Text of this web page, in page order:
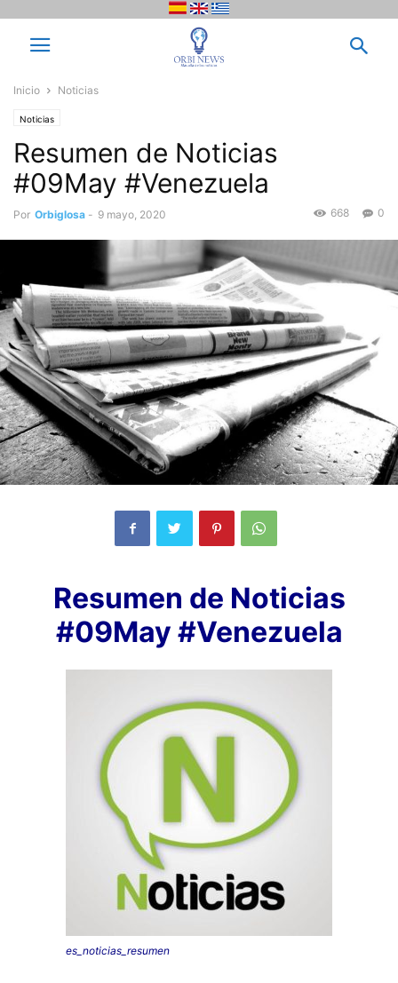
Inicio Noticias
Noticias
Resumen de Noticias
#09May #Venezuela
Por Orbiglosa - 9 mayo, 2020 0
668
Resumen de Noticias
#09May #Venezuela
es_noticias_resumen